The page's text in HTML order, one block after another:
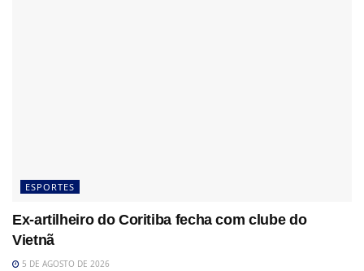
ESPORTES
Ex-artilheiro do Coritiba fecha com clube do
Vietnã
5 DE AGOSTO DE 2026